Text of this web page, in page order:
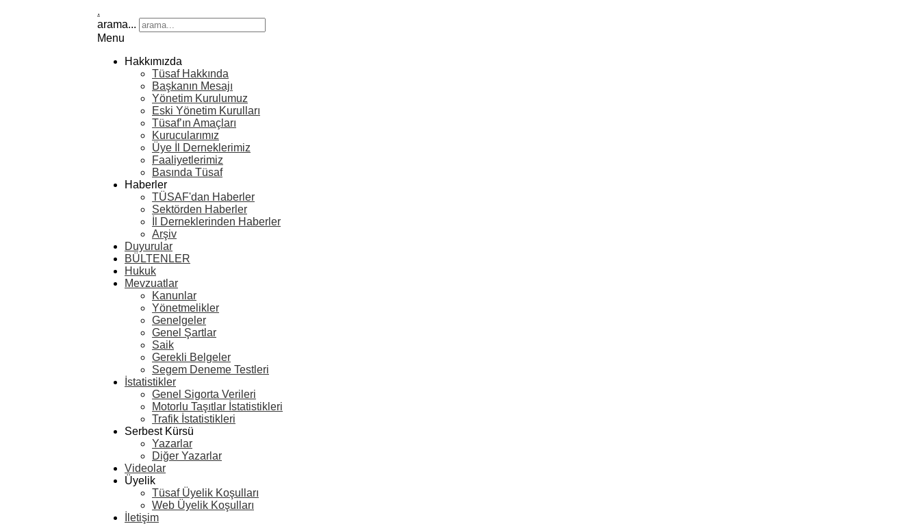
.
arama...
Menu
Hakkımızda
Tüsaf Hakkında
Başkanın Mesajı
Yönetim Kurulumuz
Eski Yönetim Kurulları
Tüsaf’ın Amaçları
Kurucularımız
Üye İl Derneklerimiz
Faaliyetlerimiz
Basında Tüsaf
Haberler
TÜSAF'dan Haberler
Sektörden Haberler
İl Derneklerinden Haberler
Arşiv
Duyurular
BÜLTENLER
Hukuk
Mevzuatlar
Kanunlar
Yönetmelikler
Genelgeler
Genel Şartlar
Saik
Gerekli Belgeler
Segem Deneme Testleri
İstatistikler
Genel Sigorta Verileri
Motorlu Taşıtlar İstatistikleri
Trafik İstatistikleri
Serbest Kürsü
Yazarlar
Diğer Yazarlar
Videolar
Üyelik
Tüsaf Üyelik Koşulları
Web Üyelik Koşulları
İletişim